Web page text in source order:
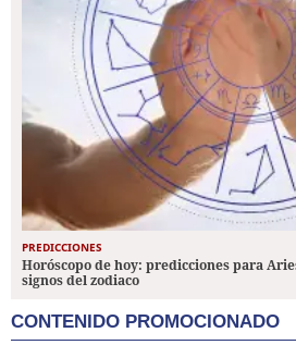
PREDICCIONES
Horóscopo de hoy: predicciones para
signos del zodiaco
CONTENIDO PROMOCIONADO